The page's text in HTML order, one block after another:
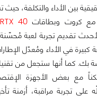
بين الأداء والتكلفة، حيث
مع كروت وبطاقات
تقديم تجربة لعبة
في الأداء ومُعدّل
مع بعض الأجهزة
تجربة مراقبة، أزمنة